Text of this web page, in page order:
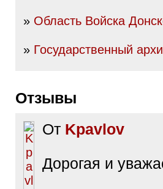
» Область Войска
» Государственный
Отзывы
От Kpavlov
Дорогая и